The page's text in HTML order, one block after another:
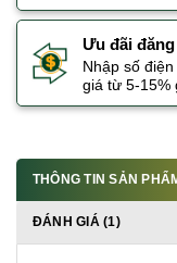
Ưu đãi
Nhập số
giá từ 5-15%
THÔNG TIN SẢN
ĐÁNH GIÁ (1)